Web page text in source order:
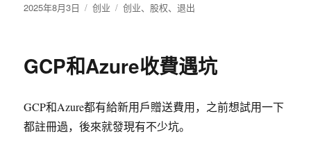
发
2025年8月3日
分
创业
标
创业、 股权、退出
GCP和Azure收費遇坑
GCP和Azure都有給新用戶贈送費用，之前想試用一下
都註冊過，後來就發現有不少坑。